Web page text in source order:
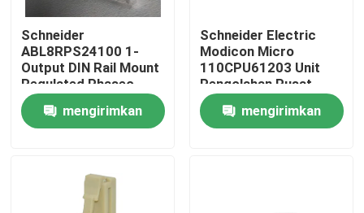
Rumah
Tentang kami
Schneider
ABL8RPS24100 1-
Output DIN Rail Mount
Regulated Phaseo
AC/DC Switch-Mode
Power Supply
mengirimkan
Schneider Electric
Modicon Micro
110CPU61203 Unit
Pengolahan Pusat
Modul CPU
mengirimkan